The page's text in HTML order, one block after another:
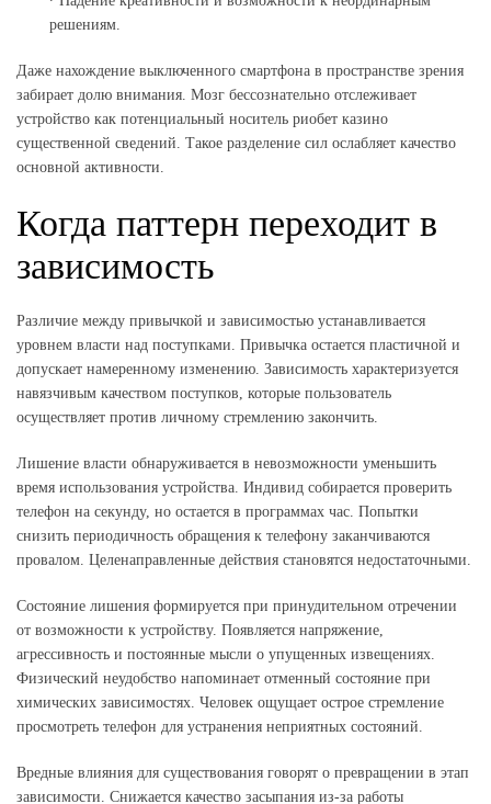
решениям.
Даже нахождение выключенного смартфона в пространстве зрения
забирает долю внимания. Мозг бессознательно отслеживает
устройство как потенциальный носитель риобет казино
существенной сведений. Такое разделение сил ослабляет качество
основной активности.
Когда паттерн переходит в
зависимость
Различие между привычкой и зависимостью устанавливается
уровнем власти над поступками. Привычка остается пластичной и
допускает намеренному изменению. Зависимость характеризуется
навязчивым качеством поступков, которые пользователь
осуществляет против личному стремлению закончить.
Лишение власти обнаруживается в невозможности уменьшить
время использования устройства. Индивид собирается проверить
телефон на секунду, но остается в программах час. Попытки
снизить периодичность обращения к телефону заканчиваются
провалом. Целенаправленные действия становятся недостаточными.
Состояние лишения формируется при принудительном отречении
от возможности к устройству. Появляется напряжение,
агрессивность и постоянные мысли о упущенных извещениях.
Физический неудобство напоминает отменный состояние при
химических зависимостях. Человек ощущает острое стремление
просмотреть телефон для устранения неприятных состояний.
Вредные влияния для существования говорят о превращении в этап
зависимости. Снижается качество засыпания из-за работы